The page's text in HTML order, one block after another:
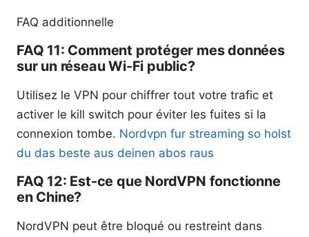
FAQ additionnelle
FAQ 11: Comment protéger mes données
sur un réseau Wi-Fi public?
Utilisez le VPN pour chiffrer tout votre trafic et
activer le kill switch pour éviter les fuites si la
connexion tombe. Nordvpn fur streaming so holst
du das beste aus deinen abos raus
FAQ 12: Est-ce que NordVPN fonctionne
en Chine?
NordVPN peut être bloqué ou restreint dans